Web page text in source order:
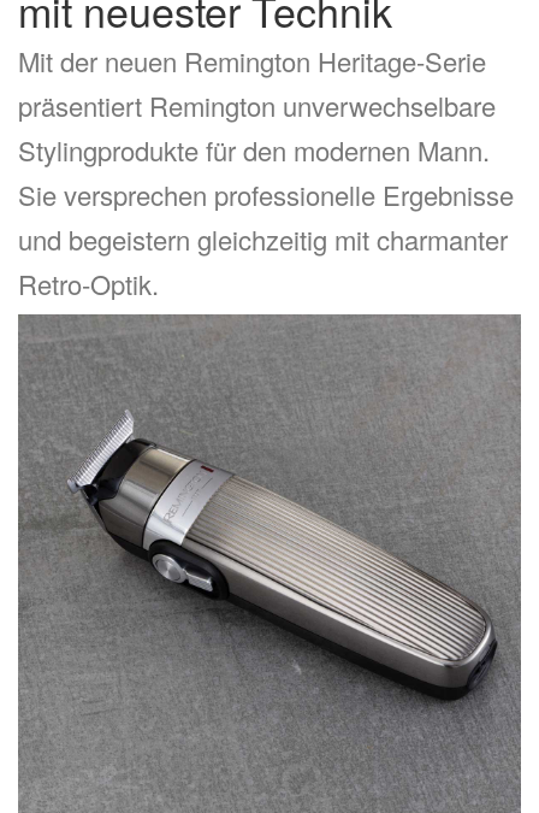
Mit der neuen Remington Heritage-Serie
präsentiert Remington unverwechselbare
Stylingprodukte für den modernen Mann.
Sie versprechen professionelle Ergebnisse
und begeistern gleichzeitig mit charmanter
Retro-Optik.